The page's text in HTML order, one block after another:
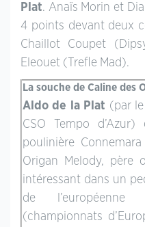
Plat. Anaïs Morin et
4 points devant deux
Chaillot Coupet
Eleouet (Trefle Mad).
La souche de Caline des
Aldo de la Plat (par
CSO Tempo
poulinière Connemara
Origan Melody, père
intéressant dans un
de l’européenne
(championnats